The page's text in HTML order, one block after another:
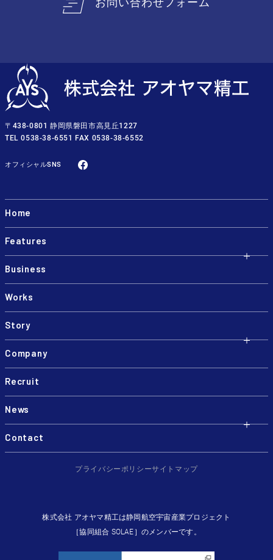
〒438-0801 静岡県磐田市高見丘1227
TEL0538-38-6551 FAX 0538-38-6552
オフィシャルSNS
Home
Features
Business
Works
Story
Company
Recruit
News
Contact
プライバシーポリシーサイトマップ
株式会社 アオヤマ精工は静岡航空宇宙産業プロジェクト
［協同組合 SOLAE］のメンバーです。